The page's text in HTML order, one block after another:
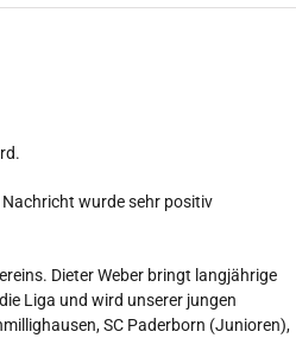
wurde sehr positiv
Dieter Weber bringt langjährige
Liga und wird unserer jungen
SC Paderborn (Junioren),